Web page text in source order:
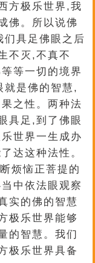
方极乐世界,我
佛。所以说佛
们具足佛眼之后
不灭,不真不
等一切的境界
就是佛的智慧,
之性。两种法
具足,到了佛眼
世界一生成办
达这种法性。
烦恼正菩提的
中依法眼观察
实的佛的智慧
极乐世界能够
的智慧。我们
极乐世界具备